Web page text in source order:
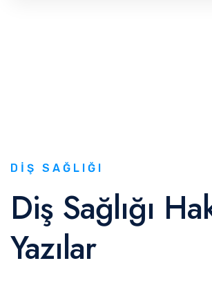
DIŞ SAĞLIĞI
Diş Sağlığı
Yazılar